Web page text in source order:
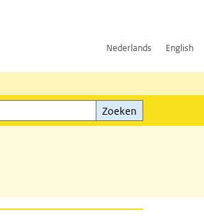
Nederlands English
Zoeken